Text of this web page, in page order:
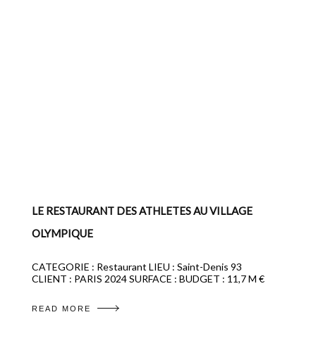
LE RESTAURANT DES ATHLETES AU VILLAGE
OLYMPIQUE
CATEGORIE : Restaurant LIEU : Saint-Denis 93
CLIENT : PARIS 2024 SURFACE : BUDGET : 11,7 M €
READ MORE